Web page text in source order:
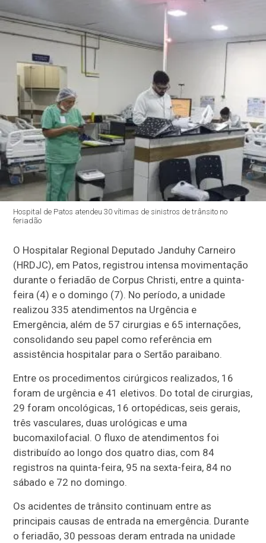
Hospital de Patos atendeu 30 vítimas de sinistros de trânsito no
feriadão
O Hospitalar Regional Deputado Janduhy Carneiro
(HRDJC), em Patos, registrou intensa movimentação
durante o feriadão de Corpus Christi, entre a quinta-
feira (4) e o domingo (7). No período, a unidade
realizou 335 atendimentos na Urgência e
Emergência, além de 57 cirurgias e 65 internações,
consolidando seu papel como referência em
assistência hospitalar para o Sertão paraibano.
Entre os procedimentos cirúrgicos realizados, 16
foram de urgência e 41 eletivos. Do total de cirurgias,
29 foram oncológicas, 16 ortopédicas, seis gerais,
três vasculares, duas urológicas e uma
bucomaxilofacial. O fluxo de atendimentos foi
distribuído ao longo dos quatro dias, com 84
registros na quinta-feira, 95 na sexta-feira, 84 no
sábado e 72 no domingo.
Os acidentes de trânsito continuam entre as
principais causas de entrada na emergência. Durante
o feriadão, 30 pessoas deram entrada na unidade